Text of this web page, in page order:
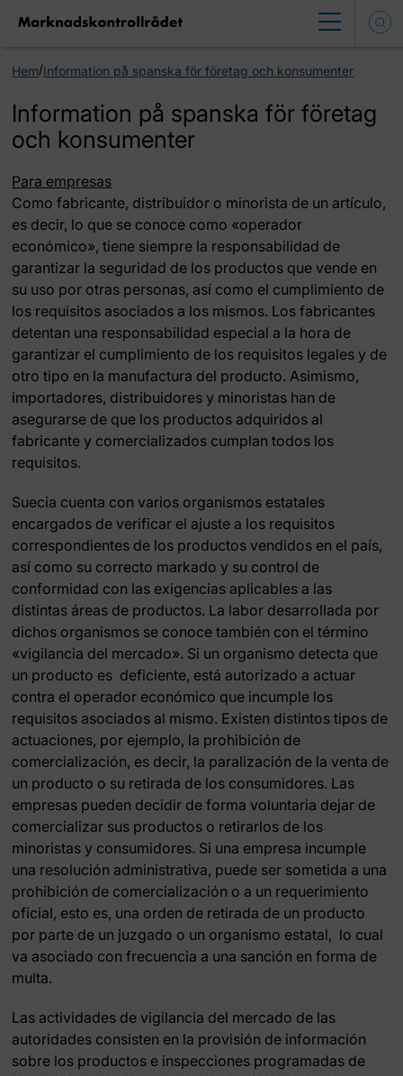
Hem/Information på spanska för företag och konsumenter
Information på spanska för företag
och konsumenter
Para empresas
Como fabricante, distribuidor o minorista de un artículo,
es decir, lo que se conoce como «operador
económico», tiene siempre la responsabilidad de
garantizar la seguridad de los productos que vende en
su uso por otras personas, así como el cumplimiento de
los requisitos asociados a los mismos. Los fabricantes
detentan una responsabilidad especial a la hora de
garantizar el cumplimiento de los requisitos legales y de
otro tipo en la manufactura del producto. Asimismo,
importadores, distribuidores y minoristas han de
asegurarse de que los productos adquiridos al
fabricante y comercializados cumplan todos los
requisitos.
Suecia cuenta con varios organismos estatales
encargados de verificar el ajuste a los requisitos
correspondientes de los productos vendidos en el país,
así como su correcto markado y su control de
conformidad con las exigencias aplicables a las
distintas áreas de productos. La labor desarrollada por
dichos organismos se conoce también con el término
«vigilancia del mercado». Si un organismo detecta que
un producto es deficiente, está autorizado a actuar
contra el operador económico que incumple los
requisitos asociados al mismo. Existen distintos tipos de
actuaciones, por ejemplo, la prohibición de
comercialización, es decir, la paralización de la venta de
un producto o su retirada de los consumidores. Las
empresas pueden decidir de forma voluntaria dejar de
comercializar sus productos o retirarlos de los
minoristas y consumidores. Si una empresa incumple
una resolución administrativa, puede ser sometida a una
prohibición de comercialización o a un requerimiento
oficial, esto es, una orden de retirada de un producto
por parte de un juzgado o un organismo estatal, lo cual
va asociado con frecuencia a una sanción en forma de
multa.
Las actividades de vigilancia del mercado de las
autoridades consisten en la provisión de información
sobre los productos e inspecciones programadas de